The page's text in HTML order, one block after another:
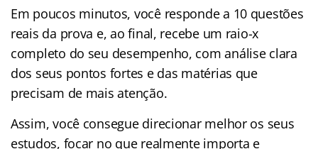
Em poucos minutos, você responde a 10 questões
reais da prova e, ao final, recebe um raio-x
completo do seu desempenho, com análise clara
dos seus pontos fortes e das matérias que
precisam de mais atenção.
Assim, você consegue direcionar melhor os seus
estudos, focar no que realmente importa e